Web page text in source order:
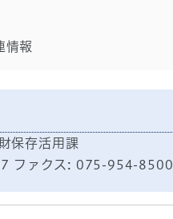
情報
保存活用課
ァクス: 075-954-8500